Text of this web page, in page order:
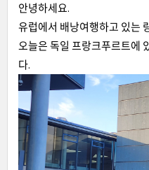
안녕하세요.
유럽에서 배낭여행하고 있는
오늘은 독일 프랑크푸르트에
다.